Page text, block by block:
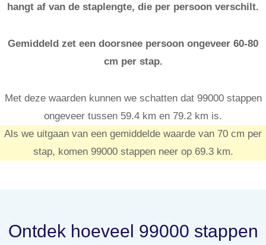
hangt af van de staplengte, die per persoon verschilt.
Gemiddeld zet een doorsnee persoon ongeveer 60-80
cm per stap.
Met deze waarden kunnen we schatten dat 99000 stappen
ongeveer tussen 59.4 km en 79.2 km is.
Als we uitgaan van een gemiddelde waarde van 70 cm per
stap, komen 99000 stappen neer op 69.3 km.
Ontdek hoeveel 99000 stappen